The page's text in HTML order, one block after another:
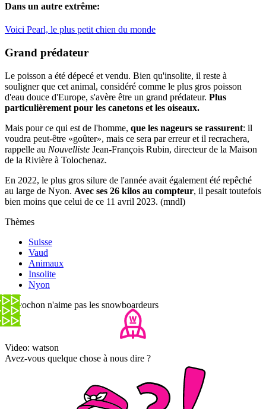
Dans un autre extrême:
Voici Pearl, le plus petit chien du monde
Grand prédateur
Le poisson a été dépecé et vendu. Bien qu'insolite, il reste à
souligner que cet animal, considéré comme le plus gros poisson
d'eau douce d'Europe, s'avère être un grand prédateur. Plus
particulièrement pour les canetons et les oiseaux.
Mais pour ce qui est de l'homme, que les nageurs se rassurent: il
voudra peut-être «goûter», mais ce sera par erreur et il recrachera,
rappelle au Nouvelliste Jean-François Rubin, directeur de la Maison
de la Rivière à Tolochenaz.
En 2022, le plus gros silure de l'année avait également été repêché
au large de Nyon. Avec ses 26 kilos au compteur, il pesait toutefois
bien moins que celui de ce 11 avril 2023. (mndl)
Thèmes
Suisse
Vaud
Animaux
Insolite
Nyon
Ce cochon n'aime pas les snowboardeurs
Video: watson
Avez-vous quelque chose à nous dire ?